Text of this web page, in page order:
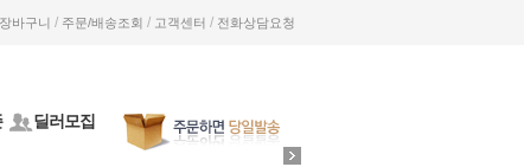
장바구니 / 주문/배송조회 / 고객센터 / 전화상담요청
딜러모집